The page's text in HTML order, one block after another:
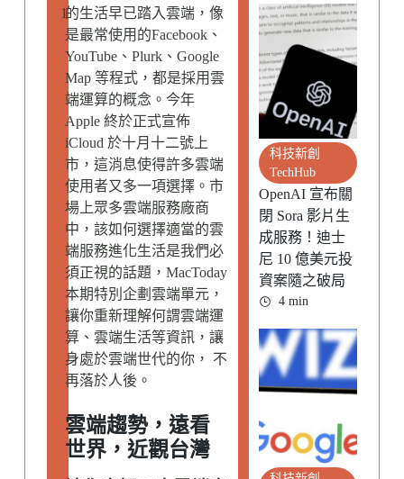
1的生活早已踏入雲端，像
是最常使用的Facebook、
YouTube、Plurk、Google
Map 等程式，都是採用雲
端運算的概念。今年
Apple 終於正式宣佈
iCloud 於十月十二號上
市，這消息使得許多雲端
使用者又多一項選擇。市
場上眾多雲端服務廠商
中，該如何選擇適當的雲
端服務進化生活是我們必
須正視的話題，MacToday
本期特別企劃雲端單元，
讓你重新理解何謂雲端運
算、雲端生活等資訊，讓
身處於雲端世代的你， 不
再落於人後。
雲端趨勢，遠看
世界，近觀台灣
科技新創
TechHub
OpenAI 宣布關
閉 Sora 影片生
成服務！迪士
尼 10 億美元投
資案隨之破局
4 min